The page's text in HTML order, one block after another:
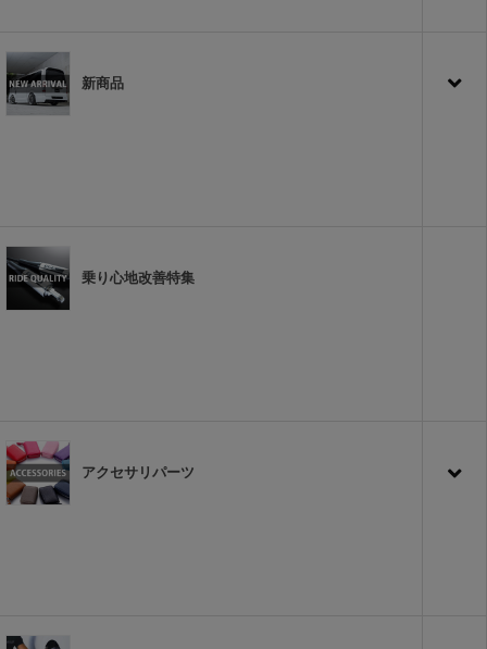
新商品
乗り心地改善特集
アクセサリパーツ